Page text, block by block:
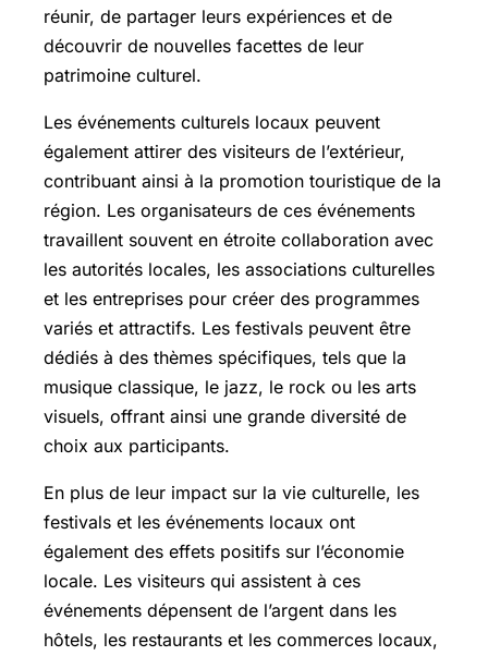
réunir, de partager leurs expériences et de
découvrir de nouvelles facettes de leur
patrimoine culturel.
Les événements culturels locaux peuvent
également attirer des visiteurs de l’extérieur,
contribuant ainsi à la promotion touristique de la
région. Les organisateurs de ces événements
travaillent souvent en étroite collaboration avec
les autorités locales, les associations culturelles
et les entreprises pour créer des programmes
variés et attractifs. Les festivals peuvent être
dédiés à des thèmes spécifiques, tels que la
musique classique, le jazz, le rock ou les arts
visuels, offrant ainsi une grande diversité de
choix aux participants.
En plus de leur impact sur la vie culturelle, les
festivals et les événements locaux ont
également des effets positifs sur l’économie
locale. Les visiteurs qui assistent à ces
événements dépensent de l’argent dans les
hôtels, les restaurants et les commerces locaux,